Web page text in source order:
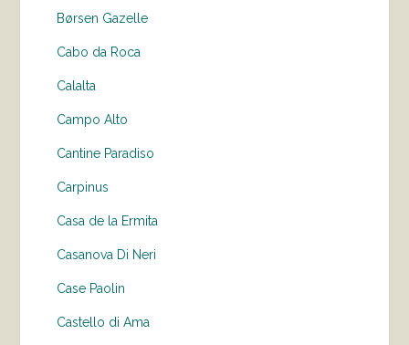
Børsen Gazelle
Cabo da Roca
Calalta
Campo Alto
Cantine Paradiso
Carpinus
Casa de la Ermita
Casanova Di Neri
Case Paolin
Castello di Ama